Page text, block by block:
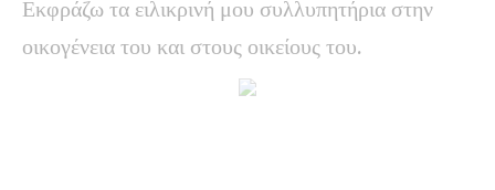
Εκφράζω τα ειλικρινή μου συλλυπητήρια στην
οικογένεια του και στους οικείους του.